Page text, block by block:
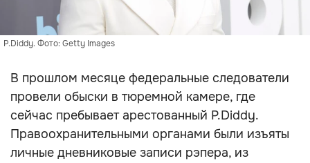
P.Diddy. Фото: Getty Images
В прошлом месяце федеральные следователи
провели обыски в тюремной камере, где
сейчас пребывает арестованный P.Diddy.
Правоохранительными органами были изъяты
личные дневниковые записи рэпера, из